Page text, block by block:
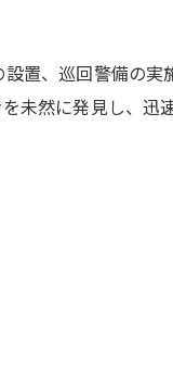
置、巡回警備の実
未然に発見し、迅